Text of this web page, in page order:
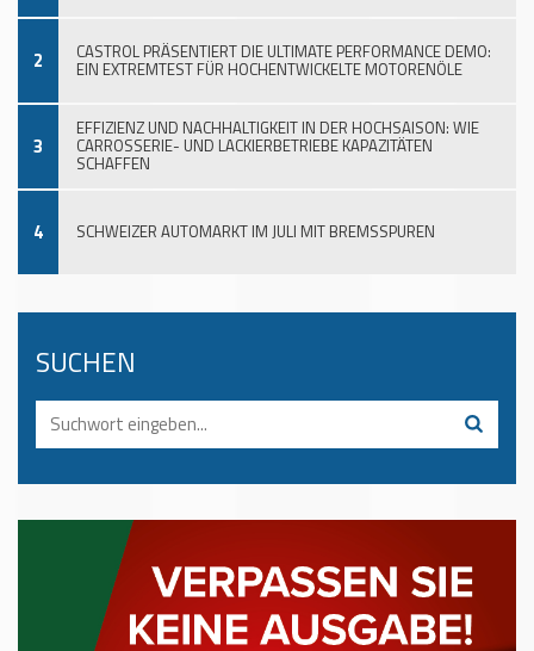
2 CASTROL PRÄSENTIERT DIE ULTIMATE PERFORMANCE DEMO:
EIN EXTREMTEST FÜR HOCHENTWICKELTE MOTORENÖLE
3
EFFIZIENZ UND NACHHALTIGKEIT IN DER HOCHSAISON: WIE
CARROSSERIE- UND LACKIERBETRIEBE KAPAZITÄTEN
SCHAFFEN
4 SCHWEIZER AUTOMARKT IM JULI MIT BREMSSPUREN
SUCHEN